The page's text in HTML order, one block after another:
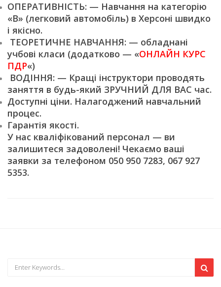
ОПЕРАТИВНІСТЬ: — Навчання на категорію
«В» (легковий автомобіль) в Херсоні швидко
і якісно.
ТЕОРЕТИЧНЕ НАВЧАННЯ: — обладнані
учбові класи (додатково — «ОНЛАЙН КУРС
ПДР«)
ВОДІННЯ: — Кращі інструктори проводять
заняття в будь-який ЗРУЧНИЙ ДЛЯ ВАС час.
Доступні ціни. Налагоджений навчальний
процес.
Гарантія якості.
У нас кваліфікований персонал — ви
залишитеся задоволені! Чекаємо ваші
заявки за телефоном 050 950 7283, 067 927
5353.